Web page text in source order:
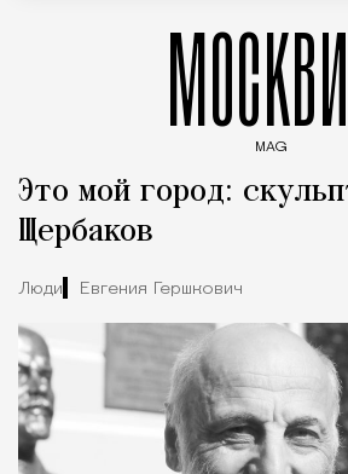
MAG
Это мой город:
Щербаков
Люди Евгения Гершкович